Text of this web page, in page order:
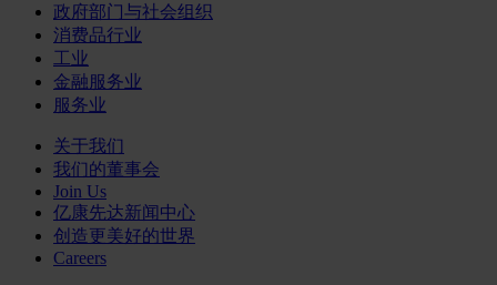
政府部门与社会组织
消费品行业
工业
金融服务业
服务业
关于我们
我们的董事会
Join Us
亿康先达新闻中心
创造更美好的世界
Careers